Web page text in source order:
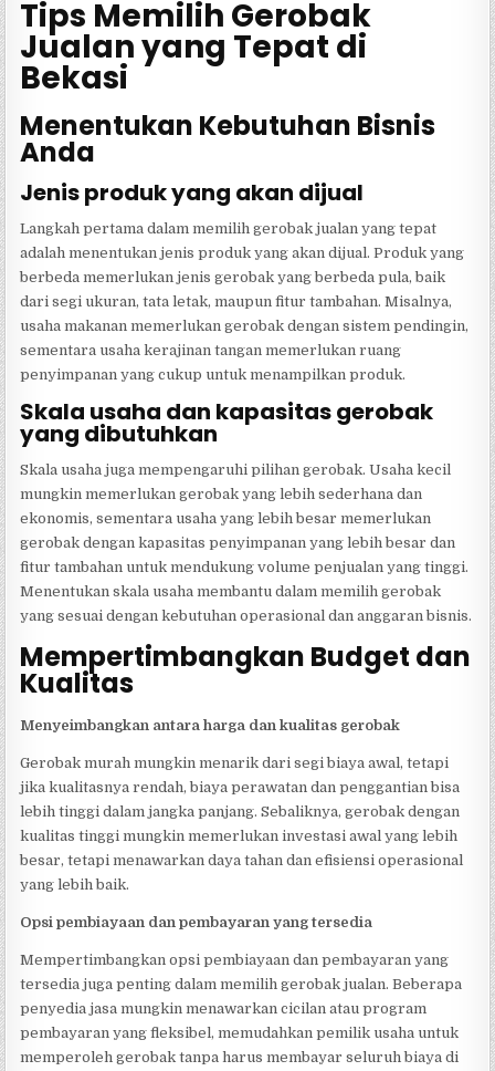
Tips Memilih Gerobak
Jualan yang Tepat di
Bekasi
Menentukan Kebutuhan Bisnis
Anda
Jenis produk yang akan dijual
Langkah pertama dalam memilih gerobak jualan yang tepat
adalah menentukan jenis produk yang akan dijual. Produk yang
berbeda memerlukan jenis gerobak yang berbeda pula, baik
dari segi ukuran, tata letak, maupun fitur tambahan. Misalnya,
usaha makanan memerlukan gerobak dengan sistem pendingin,
sementara usaha kerajinan tangan memerlukan ruang
penyimpanan yang cukup untuk menampilkan produk.
Skala usaha dan kapasitas gerobak
yang dibutuhkan
Skala usaha juga mempengaruhi pilihan gerobak. Usaha kecil
mungkin memerlukan gerobak yang lebih sederhana dan
ekonomis, sementara usaha yang lebih besar memerlukan
gerobak dengan kapasitas penyimpanan yang lebih besar dan
fitur tambahan untuk mendukung volume penjualan yang tinggi.
Menentukan skala usaha membantu dalam memilih gerobak
yang sesuai dengan kebutuhan operasional dan anggaran bisnis.
Mempertimbangkan Budget dan
Kualitas
Menyeimbangkan antara harga dan kualitas gerobak
Gerobak murah mungkin menarik dari segi biaya awal, tetapi
jika kualitasnya rendah, biaya perawatan dan penggantian bisa
lebih tinggi dalam jangka panjang. Sebaliknya, gerobak dengan
kualitas tinggi mungkin memerlukan investasi awal yang lebih
besar, tetapi menawarkan daya tahan dan efisiensi operasional
yang lebih baik.
Opsi pembiayaan dan pembayaran yang tersedia
Mempertimbangkan opsi pembiayaan dan pembayaran yang
tersedia juga penting dalam memilih gerobak jualan. Beberapa
penyedia jasa mungkin menawarkan cicilan atau program
pembayaran yang fleksibel, memudahkan pemilik usaha untuk
memperoleh gerobak tanpa harus membayar seluruh biaya di